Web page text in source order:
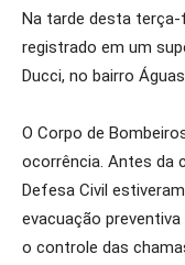
Na tarde desta terça-
registrado em um
Ducci, no bairro
O Corpo de
ocorrência. Antes da
Defesa Civil
evacuação
o controle das